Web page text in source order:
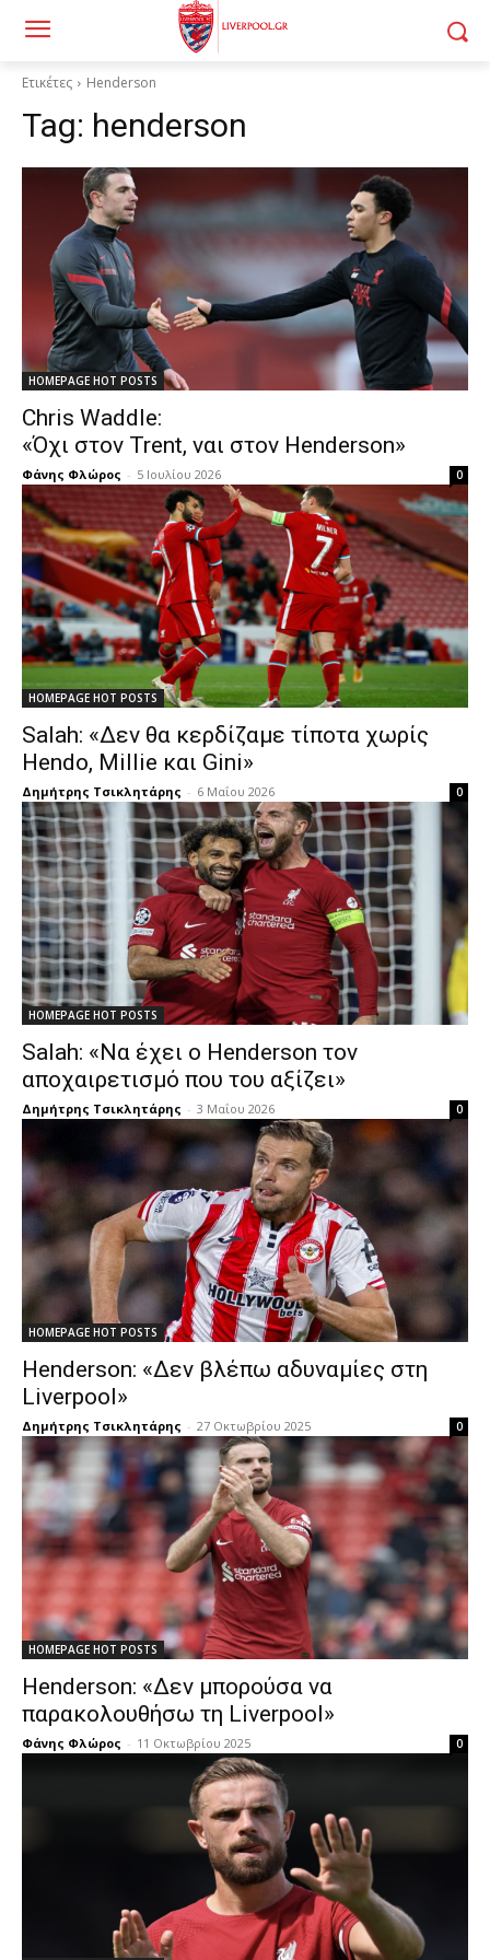
Ετικέτες Henderson
Tag: henderson
HOMEPAGE HOT POSTS
Chris Waddle:
«Όχι στον Trent, ναι στον Henderson»
Φάνης Φλώρος - 5 Ιουλίου 2026 0
HOMEPAGE HOT POSTS
Salah: «Δεν θα κερδίζαμε τίποτα χωρίς
Hendo, Millie και Gini»
Δημήτρης Τσικλητάρης - 6 Μαΐου 2026 0
HOMEPAGE HOT POSTS
Salah: «Να έχει ο Henderson τον
αποχαιρετισμό που του αξίζει»
Δημήτρης Τσικλητάρης - 3 Μαΐου 2026 0
HOMEPAGE HOT POSTS
Henderson: «Δεν βλέπω αδυναμίες στη
Liverpool»
Δημήτρης Τσικλητάρης - 27 Οκτωβρίου 2025 0
HOMEPAGE HOT POSTS
Henderson: «Δεν μπορούσα να
παρακολουθήσω τη Liverpool»
Φάνης Φλώρος - 11 Οκτωβρίου 2025 0